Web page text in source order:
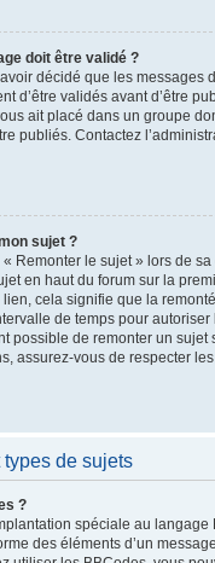
doit être validé ?
décidé que les messages
d’être validés avant d’être
ait placé dans un groupe
publiés. Contactez
sujet ?
Remonter le sujet » lors de
en haut du forum sur la
cela signifie que la
de temps pour autoriser
possible de remonter un sujet
assurez-vous de respecter
types de sujets
?
spéciale au langage
des éléments d’un